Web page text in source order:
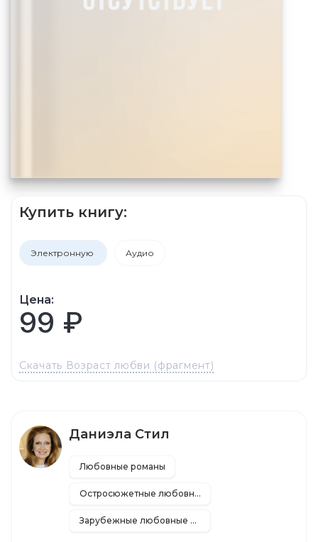
Купить книгу:
Электронную Аудио
Цена:
99 ₽
Скачать Возраст любви (фрагмент)
Даниэла Стил
Любовные романы
Остросюжетные любовные романы
Зарубежные любовные романы